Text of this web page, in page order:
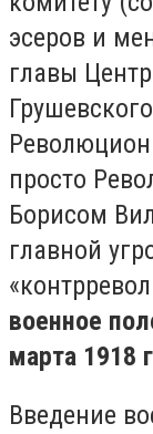
эсеров и
главы
просто
Борисом
главной
военное
марта 1918
Введение